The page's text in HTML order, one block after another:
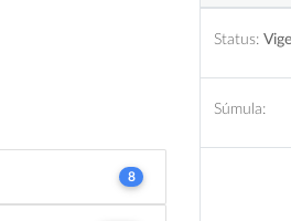
8
Status:
Súmula: